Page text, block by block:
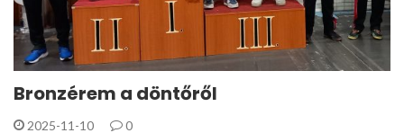
Bronzérem a döntőről
2025-11-10 0